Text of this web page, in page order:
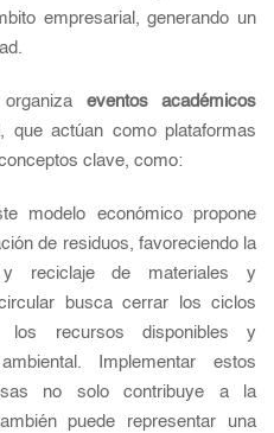
empresarial, generando un
eventos académicos
que actúan como plataformas
clave, como:
modelo económico propone
de residuos, favoreciendo la
y reciclaje de materiales y
busca cerrar los ciclos
los recursos disponibles y
Implementar estos
no solo contribuye a la
puede representar una